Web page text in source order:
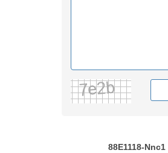
88E1118-Nnc1